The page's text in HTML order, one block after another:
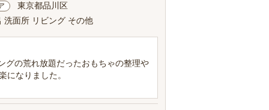
東京都品川区
洗面所 リビング その他
グの荒れ放題だったおもちゃの整理や
になりました。